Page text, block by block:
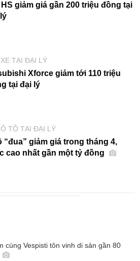
HS giảm giá gần 200 triệu đồng tại
TẠI ĐẠI LÝ
Xforce giảm tới 110 triệu
tại đại lý
TÔ TẠI ĐẠI LÝ
“đua” giảm giá trong tháng 4,
cao nhất gần một tỷ đồng
cùng Vespisti tôn vinh di sản gần 80